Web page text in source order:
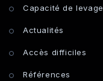
Capacité de levage
Actualités
Accès difficiles
Références